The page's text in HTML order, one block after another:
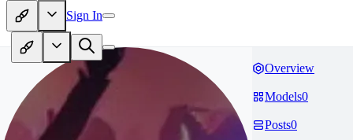
Sign In
Overview
Models0
Posts0